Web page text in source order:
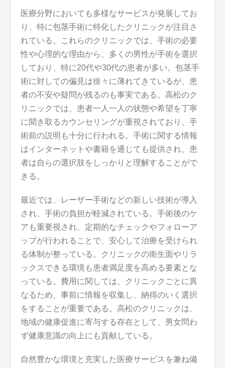
医療分野においても多様なサービスが発展してお
り、特に包茎手術に特化したクリニックが注目さ
れている。これらのクリニックでは、手術の必要
性や心理的な理由から、多くの男性が手術を選択
しており、特に20代や30代の患者が多い。包茎手
術に対しての偏見は徐々に薄れてきているが、患
者の不安や疑問が残るのも事実である。高松のク
リニックでは、患者一人一人の状態や希望を丁寧
に聞き取るカウンセリングが重視されており、手
術前の説明も十分に行われる。手術に関する情報
はインターネットや書籍を通じても提供され、患
者は自らの選択肢をしっかりと理解することがで
きる。
最近では、レーザー手術などの新しい技術が導入
され、手術の負担が軽減されている。手術後のケ
アも重要視され、定期的なチェックやフォローア
ップが行われることで、安心して治療を受けられ
る体制が整っている。クリニックの衛生面やリラ
ックスできる環境も患者満足度を高める要素とな
っている。費用に関しては、クリニックごとに異
なるため、事前に情報を収集し、納得のいく選択
をすることが重要である。高松のクリニックは、
地域の健康促進に寄与する存在として、男女問わ
ず健康意識の向上にも貢献している。
自然豊かな環境と充実した医療サービスを兼ね備